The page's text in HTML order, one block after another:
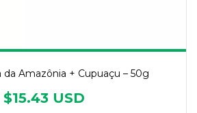
da Amazônia + Cupuaçu – 50g
$15.43 USD